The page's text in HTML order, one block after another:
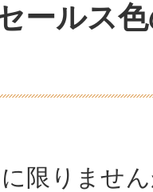
ールス
限りませ